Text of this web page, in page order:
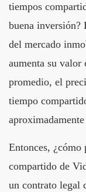
tiempos
buena inversión?
del mercado
aumenta su
promedio, el
tiempo
Entonces, ¿cómo
compartido de
un contrato legal